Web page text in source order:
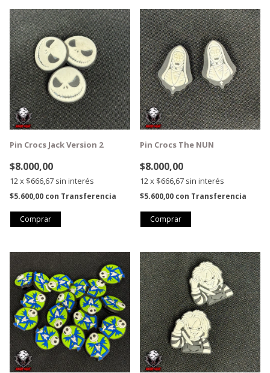
Pin Crocs Jack Version 2
$8.000,00
12x $666,67 sin interés
$5.600,00 con Transferencia
Pin Crocs The NUN
$8.000,00
12x $666,67 sin interés
$5.600,00 con Transferencia